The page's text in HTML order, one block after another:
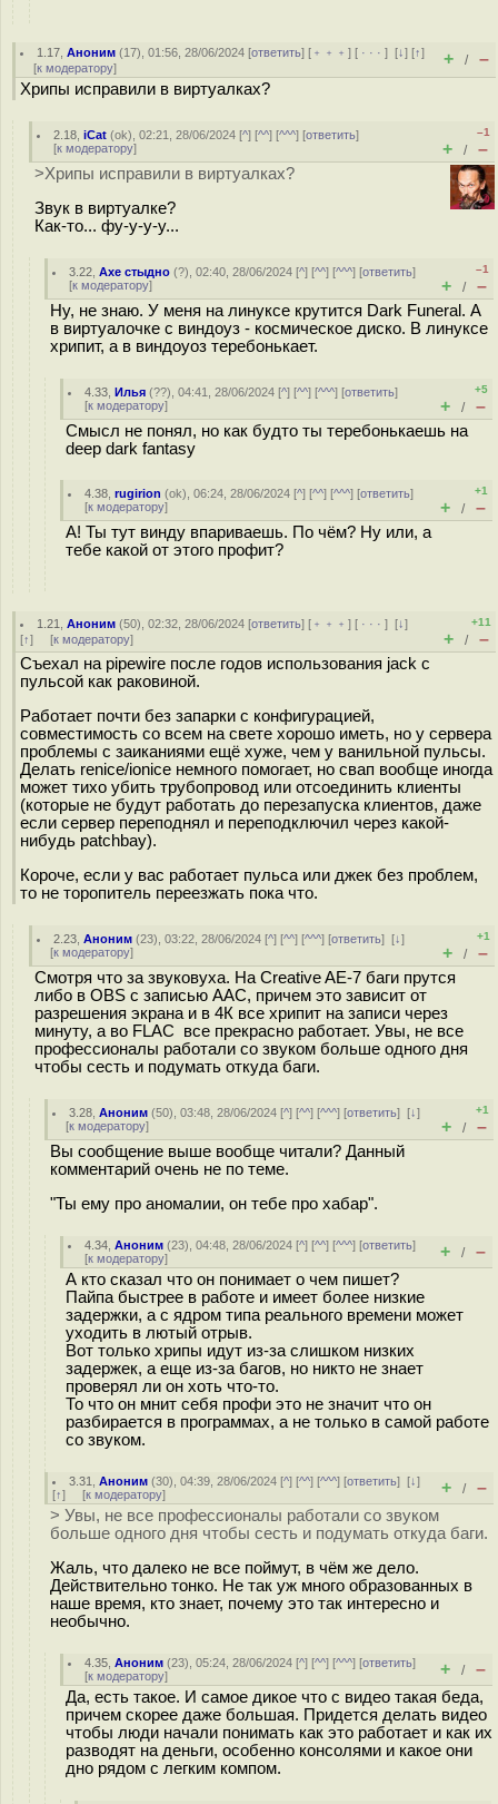
1.17 ,Аноним (17), 01:56, 28/06/2024 [ответить] [ ﹢﹢﹢] [ · · ·][↓] [↑]
[к модератору] + / –
Хрипы исправили в виртуалках?
2.18 ,iCat (ok), 02:21, 28/06/2024 [^] [^^] [^^^] [ответить]
[к модератору]
–1
+ / –
>Хрипы исправили в виртуалках?
Звук в виртуалке?
Как-то... фу-у-у-у...
3.22 ,Ахе стыдно (?), 02:40, 28/06/2024 [^] [^^] [^^^] [ответить]
[к модератору]
–1
+ / –
Ну, не знаю. У меня на линуксе крутится Dark Funeral. А
в виртуалочке с виндоуз - космическое диско. В линуксе
хрипит, а в виндоуоз теребонькает.
4.33 ,Илья (??), 04:41, 28/06/2024 [^] [^^] [^^^] [ответить]
[к модератору]
+5
+ / –
Смысл не понял, но как будто ты теребонькаешь на
deep dark fantasy
4.38 ,rugirion (ok), 06:24, 28/06/2024 [^] [^^] [^^^] [ответить]
[к модератору]
+1
+ / –
А! Ты тут винду впариваешь. По чëм? Ну или, а
тебе какой от этого профит?
1.21 ,Аноним (50), 02:32, 28/06/2024 [ответить] [ ﹢﹢﹢] [ · · ·][↓]
[↑] [к модератору]
+11
+ / –
Съехал на pipewire после годов использования jack с
пульсой как раковиной.
Работает почти без запарки с конфигурацией,
совместимость со всем на свете хорошо иметь, но у сервера
проблемы с заиканиями ещё хуже, чем у ванильной пульсы.
Делать renice/ionice немного помогает, но свап вообще иногда
может тихо убить трубопровод или отсоединить клиенты
(которые не будут работать до перезапуска клиентов, даже
если сервер переподнял и переподключил через какой-
нибудь patchbay).
Короче, если у вас работает пульса или джек без проблем,
то не торопитель переезжать пока что.
2.23 ,Аноним (23), 03:22, 28/06/2024 [^] [^^] [^^^] [ответить][↓]
[к модератору]
+1
+ / –
Смотря что за звуковуха. На Creative AE-7 баги прутся
либо в OBS с записью AAC, причем это зависит от
разрешения экрана и в 4К все хрипит на записи через
минуту, а во FLAC все прекрасно работает. Увы, не все
профессионалы работали со звуком больше одного дня
чтобы сесть и подумать откуда баги.
3.28 ,Аноним (50), 03:48, 28/06/2024 [^] [^^] [^^^] [ответить][↓]
[к модератору]
+1
+ / –
Вы сообщение выше вообще читали? Данный
комментарий очень не по теме.
"Ты ему про аномалии, он тебе про хабар".
4.34 ,Аноним (23), 04:48, 28/06/2024 [^] [^^] [^^^] [ответить]
[к модератору] + / –
А кто сказал что он понимает о чем пишет?
Пайпа быстрее в работе и имеет более низкие
задержки, а с ядром типа реального времени может
уходить в лютый отрыв.
Вот только хрипы идут из-за слишком низких
задержек, а еще из-за багов, но никто не знает
проверял ли он хоть что-то.
То что он мнит себя профи это не значит что он
разбирается в программах, а не только в самой работе
со звуком.
3.31 ,Аноним (30), 04:39, 28/06/2024 [^] [^^] [^^^] [ответить][↓]
[↑] [к модератору] + / –
> Увы, не все профессионалы работали со звуком
больше одного дня чтобы сесть и подумать откуда баги.
Жаль, что далеко не все поймут, в чём же дело.
Действительно тонко. Не так уж много образованных в
наше время, кто знает, почему это так интересно и
необычно.
4.35 ,Аноним (23), 05:24, 28/06/2024 [^] [^^] [^^^] [ответить]
[к модератору] + / –
Да, есть такое. И самое дикое что с видео такая беда,
причем скорее даже большая. Придется делать видео
чтобы люди начали понимать как это работает и как их
разводят на деньги, особенно консолями и какое они
дно рядом с легким компом.